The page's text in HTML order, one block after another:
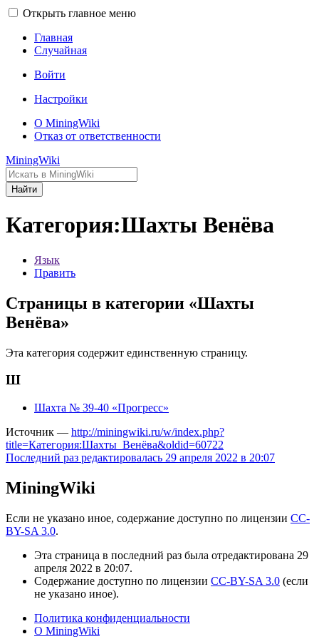
Открыть главное меню
Главная
Случайная
Войти
Настройки
О MiningWiki
Отказ от ответственности
MiningWiki
Найти
Категория:Шахты Венёва
Язык
Править
Страницы в категории «Шахты
Венёва»
Эта категория содержит единственную страницу.
Ш
Шахта № 39-40 «Прогресс»
Источник — http://miningwiki.ru/w/index.php?
title=Категория:Шахты_Венёва&oldid=60722
Последний раз редактировалась 29 апреля 2022 в 20:07
MiningWiki
Если не указано иное, содержание доступно по лицензии CC-
BY-SA 3.0.
Эта страница в последний раз была отредактирована 29
апреля 2022 в 20:07.
Содержание доступно по лицензии CC-BY-SA 3.0 (если
не указано иное).
Политика конфиденциальности
О MiningWiki